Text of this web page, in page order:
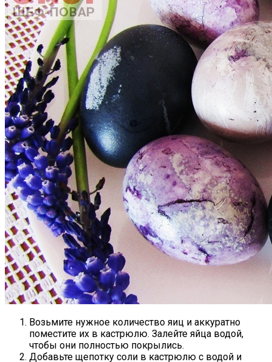
Возьмите нужное количество яиц и аккуратно
поместите их в кастрюлю. Залейте яйца водой,
чтобы они полностью покрылись.
Добавьте щепотку соли в кастрюлю с водой и